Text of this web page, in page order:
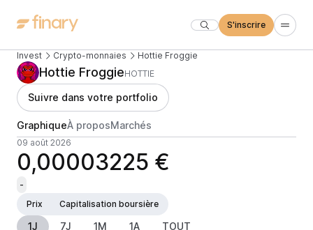
S'inscrire
Invest Crypto-monnaies Hottie Froggie
Hottie FroggieHOTTIE
Suivre dans votre portfolio
GraphiqueÀ proposMarchés
09 août 2026
0,00003225 €
-
Prix
Capitalisation boursière
1J 7J 1M 1A TOUT